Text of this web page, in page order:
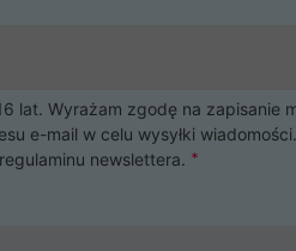
lat. Wyrażam zgodę na zapisanie
e-mail w celu wysyłki
regulaminu newslettera.